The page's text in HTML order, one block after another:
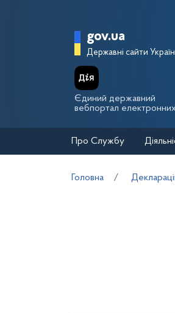
Головна
gov.ua
Державні сайти
Єдиний державний
вебпортал
Про Службу
Головна